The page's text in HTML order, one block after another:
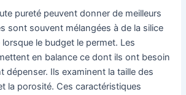
pureté peuvent donner de meilleurs
sont souvent mélangées à de la silice
le budget le permet. Les
en balance ce dont ils ont besoin
dépenser. Ils examinent la taille des
la porosité. Ces caractéristiques